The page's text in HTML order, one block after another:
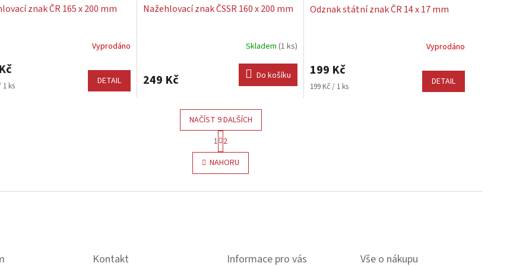
znak ČR 165 x 200 mm
Vyprodáno
1 ks DETAIL
Nažehlovací znak ČSSR 160 x 200 mm
Skladem (1 ks)
249 Kč Do košíku
Odznak státní znak ČR 14 x 17 mm
Vyprodáno
199 Kč
Měrná
199 Kč / 1 ks DETAIL
O
v
l
d
NAČÍST 9 DALŠÍCH
S
t
r
á
n
o
1 2
NAHORU
Kontakt Informace pro vás Vše o nákupu